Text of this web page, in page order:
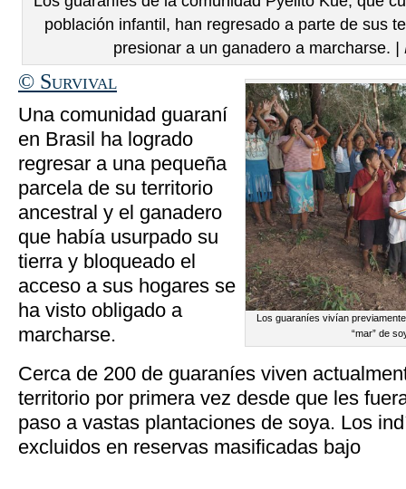
población infantil, han regresado a parte de sus
presionar a un ganadero a marcharse.
Los guaraníes vivían
“mar” de
© Survival
Una comunidad guaraní
en Brasil ha logrado
regresar a una pequeña
parcela de su territorio
ancestral y el ganadero
que había usurpado su
tierra y bloqueado el
acceso a sus hogares se
ha visto obligado a
marcharse.
Cerca de 200 de guaraníes viven
territorio por primera vez desde que les
paso a vastas plantaciones de soya. Los
excluidos en reservas masificadas bajo